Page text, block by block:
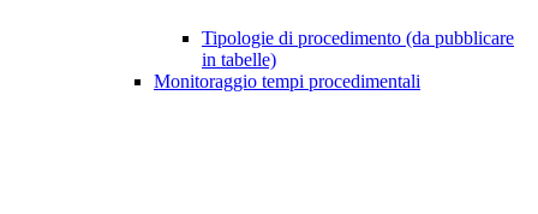
Tipologie di procedimento (da pubblicare
in tabelle)
Monitoraggio tempi procedimentali